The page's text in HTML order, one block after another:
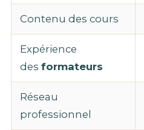
Contenu des cours
Expérience
des formateurs
Réseau
professionnel